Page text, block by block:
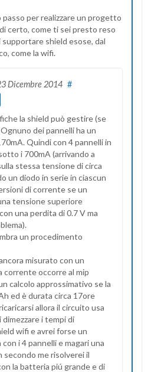
per realizzare un progetto
certo, come ti sei presto reso
shield esose, dal
come la wifi.
Dicembre 2014 #
la shield può gestire (se
dei pannelli ha un
Quindi con 4 pannelli in
i 700mA (arrivando a
stessa tensione di circa
un diodo in serie in ciascun
di corrente se un
tensione superiore
una perdita di 0.7 V ma
un procedimento
misurato con un
corrente occorre al mip
calcolo approssimativo se la
ed è durata circa 17ore
allora il circuito usa
i tempi di
wifi e avrei forse un
i 4 pannelli e magari una
me risolverei il
la batteria piú grande e di